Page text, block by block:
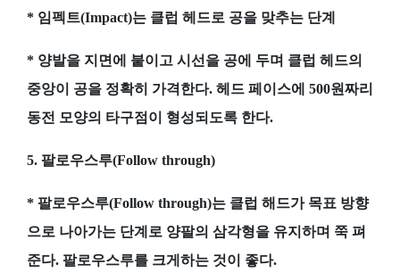
* 임펙트(Impact)는 클럽 헤드로 공을 맞추는 단계
* 양발을 지면에 붙이고 시선을 공에 두며 클럽 헤드의
중앙이 공을 정확히 가격한다. 헤드 페이스에 500원짜리
동전 모양의 타구점이 형성되도록 한다.
5. 팔로우스루(Follow through)
* 팔로우스루(Follow through)는 클럽 해드가 목표 방향
으로 나아가는 단계로 양팔의 삼각형을 유지하며 쭉 펴
준다. 팔로우스루를 크게하는 것이 좋다.